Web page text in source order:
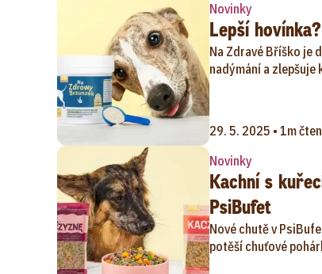
Novinky
Lepší
Na Zdravé Bříško je
nadýmání a
29. 5. 2025 • 1m
Novinky
Kachní s
PsiBufet
Nové chutě v
potěší chuťové